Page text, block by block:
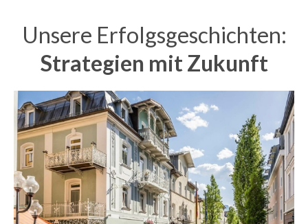
Unsere Erfolgsgeschichten:
Strategien mit Zukunft